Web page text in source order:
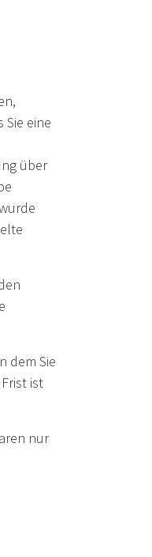
eine
über
dem Sie
ist
nur